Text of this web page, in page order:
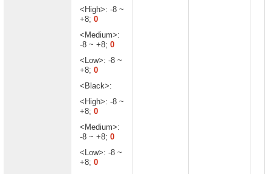
<High>: -8 ~
+8; 0
<Medium>:
-8 ~ +8; 0
<Low>: -8 ~
+8; 0
<Black>:
<High>: -8 ~
+8; 0
<Medium>:
-8 ~ +8; 0
<Low>: -8 ~
+8; 0